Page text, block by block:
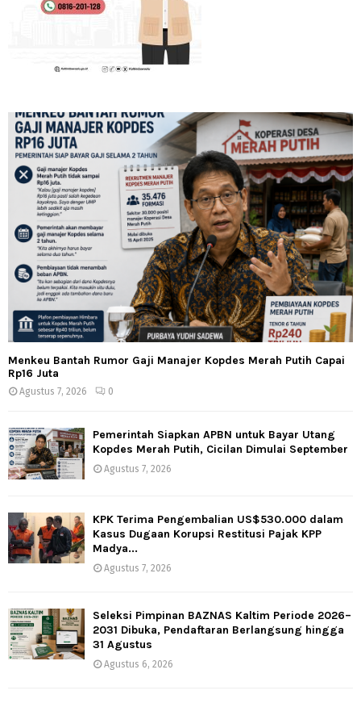
Menkeu Bantah Rumor Gaji Manajer Kopdes Merah Putih Capai
Rp16 Juta
Agustus 7, 2026 0
Pemerintah Siapkan APBN untuk Bayar Utang
Kopdes Merah Putih, Cicilan Dimulai September
Agustus 7, 2026
KPK Terima Pengembalian US$530.000 dalam
Kasus Dugaan Korupsi Restitusi Pajak KPP
Madya...
Agustus 7, 2026
Seleksi Pimpinan BAZNAS Kaltim Periode 2026–
2031 Dibuka, Pendaftaran Berlangsung hingga
31 Agustus
Agustus 6, 2026